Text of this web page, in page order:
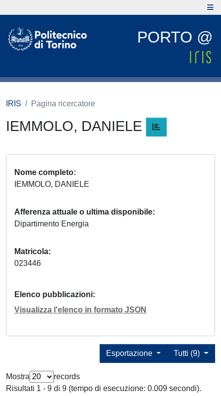
PORTO @
IRIS Pagina ricercatore
IEMMOLO, DANIELE
Nome completo
IEMMOLO, DANIELE
Afferenza attuale o ultima disponibile
Dipartimento Energia
Matricola
023446
Elenco pubblicazioni
Visualizza l'elenco in formato JSON
Tutti (9)
Esportazione
Mostra
records
Risultati 1 - 9 di 9 (tempo di esecuzione: 0.009 secondi).